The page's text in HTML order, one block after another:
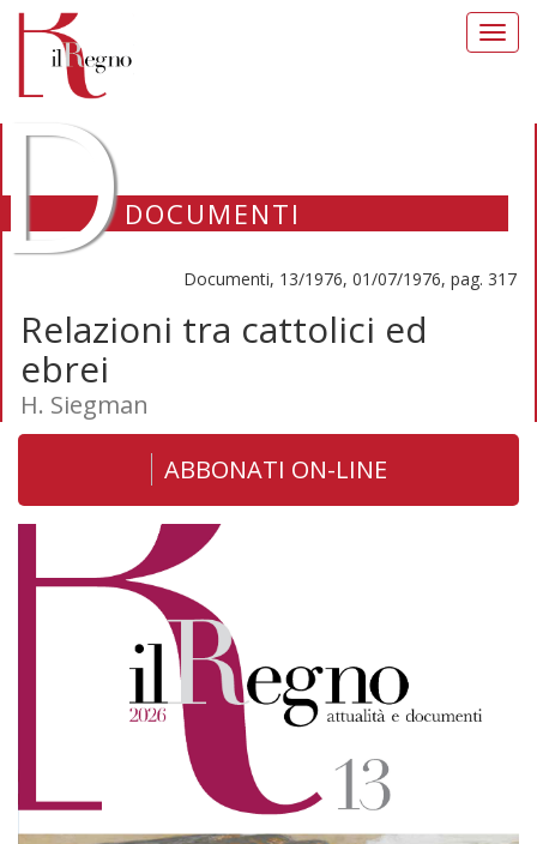
DOCUMENTI
Documenti, 13/1976, 01/07/1976, pag. 317
Relazioni tra cattolici ed
ebrei
H. Siegman
ABBONATI ON-LINE